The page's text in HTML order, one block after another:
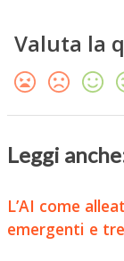
Valuta la
Leggi
L’AI come
emergenti e